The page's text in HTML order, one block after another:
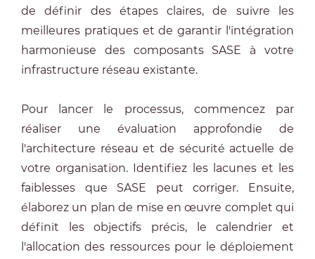
de définir des étapes claires, de suivre les
meilleures pratiques et de garantir l'intégration
harmonieuse des composants SASE à votre
infrastructure réseau existante.
Pour lancer le processus, commencez par
réaliser une évaluation approfondie de
l'architecture réseau et de sécurité actuelle de
votre organisation. Identifiez les lacunes et les
faiblesses que SASE peut corriger. Ensuite,
élaborez un plan de mise en œuvre complet qui
définit les objectifs précis, le calendrier et
l'allocation des ressources pour le déploiement